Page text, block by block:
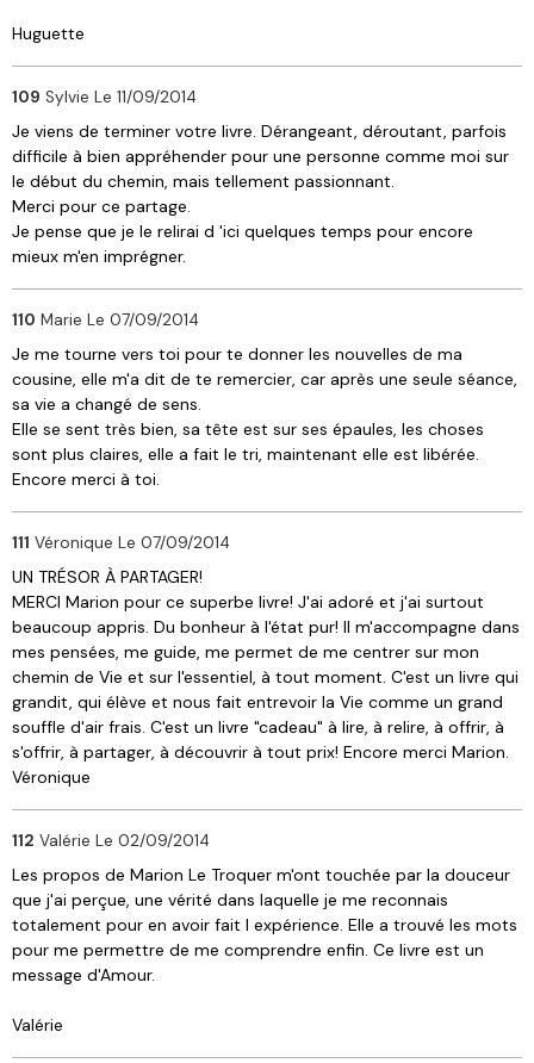
Huguette
109 Sylvie Le 11/09/2014
Je viens de terminer votre livre. Dérangeant, déroutant, parfois
difficile à bien appréhender pour une personne comme moi sur
le début du chemin, mais tellement passionnant.
Merci pour ce partage.
Je pense que je le relirai d 'ici quelques temps pour encore
mieux m'en imprégner.
110 Marie Le 07/09/2014
Je me tourne vers toi pour te donner les nouvelles de ma
cousine, elle m'a dit de te remercier, car après une seule séance,
sa vie a changé de sens.
Elle se sent très bien, sa tête est sur ses épaules, les choses
sont plus claires, elle a fait le tri, maintenant elle est libérée.
Encore merci à toi.
111 Véronique Le 07/09/2014
UN TRÉSOR À PARTAGER!
MERCI Marion pour ce superbe livre! J'ai adoré et j'ai surtout
beaucoup appris. Du bonheur à l'état pur! Il m'accompagne dans
mes pensées, me guide, me permet de me centrer sur mon
chemin de Vie et sur l'essentiel, à tout moment. C'est un livre qui
grandit, qui élève et nous fait entrevoir la Vie comme un grand
souffle d'air frais. C'est un livre "cadeau" à lire, à relire, à offrir, à
s'offrir, à partager, à découvrir à tout prix! Encore merci Marion.
Véronique
112 Valérie Le 02/09/2014
Les propos de Marion Le Troquer m'ont touchée par la douceur
que j'ai perçue, une vérité dans laquelle je me reconnais
totalement pour en avoir fait l expérience. Elle a trouvé les mots
pour me permettre de me comprendre enfin. Ce livre est un
message d'Amour.
Valérie